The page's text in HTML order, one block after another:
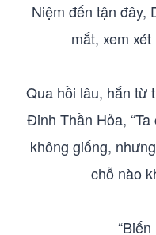
Niệm đến tận đây,
mắt, xem
Qua hồi lâu, hắn từ
Đinh Thần Hỏa,
không giống,
chỗ nào